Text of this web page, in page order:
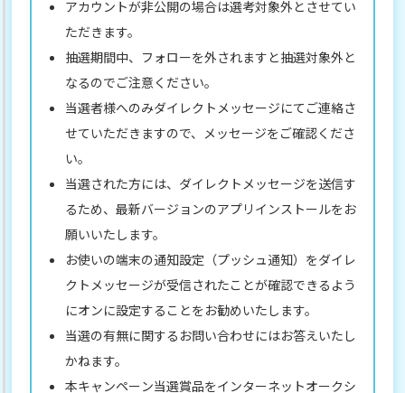
アカウントが非公開の場合は選考対象外とさせてい
ただきます。
抽選期間中、フォローを外されますと抽選対象外と
なるのでご注意ください。
当選者様へのみダイレクトメッセージにてご連絡さ
せていただきますので、メッセージをご確認くださ
い。
当選された方には、ダイレクトメッセージを送信す
るため、最新バージョンのアプリインストールをお
願いいたします。
お使いの端末の通知設定（プッシュ通知）をダイレ
クトメッセージが受信されたことが確認できるよう
にオンに設定することをお勧めいたします。
当選の有無に関するお問い合わせにはお答えいたし
かねます。
本キャンペーン当選賞品をインターネットオークシ